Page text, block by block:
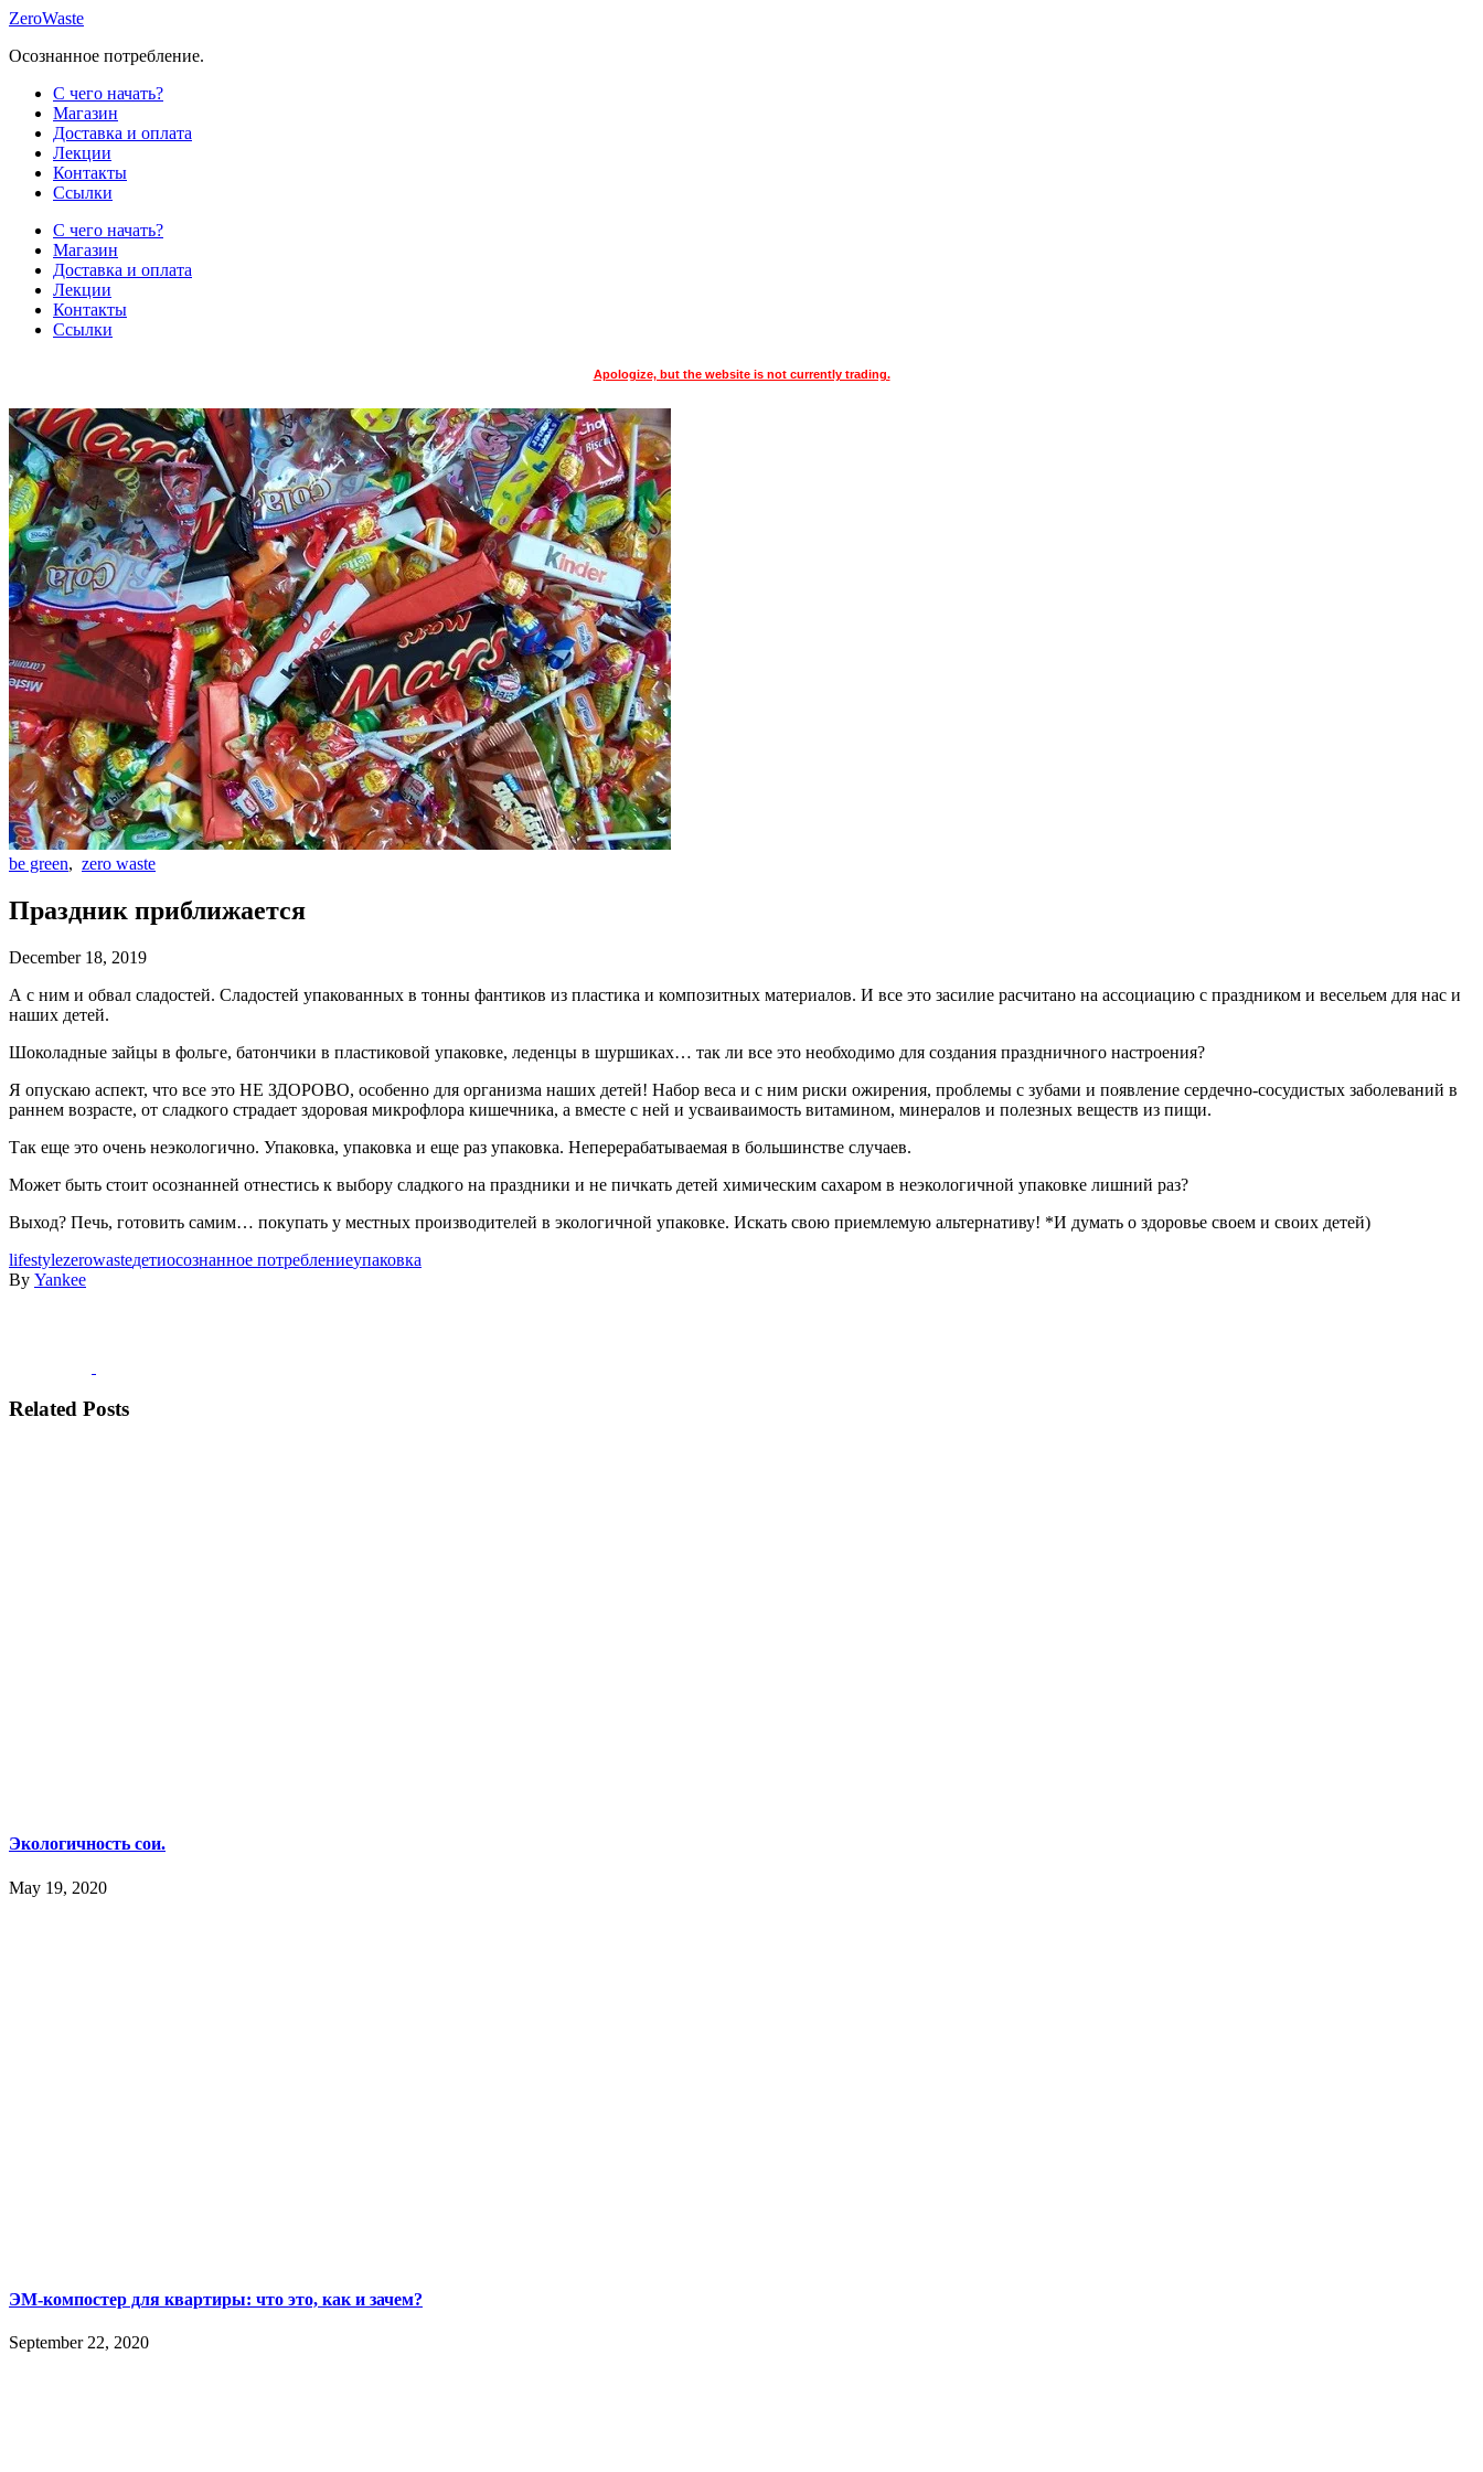
Skip
content
ZeroWaste
Осознанное потребление.
С чего начать?
Магазин
Доставка и оплата
Лекции
Контакты
Ссылки
С чего начать?
Магазин
Доставка и оплата
Лекции
Контакты
Ссылки
Apologize, but the website is not currently trading.
be green, zero waste
Праздник приближается
December 18, 2019
А с ним и обвал сладостей. Сладостей упакованных в тонны фантиков из пластика и композитных материалов. И все это засилие расчитано на ассоциацию с праздником и весельем для нас и
наших детей.
Шоколадные зайцы в фольге, батончики в пластиковой упаковке, леденцы в шуршиках… так ли все это необходимо для создания праздничного настроения?
Я опускаю аспект, что все это НЕ ЗДОРОВО, особенно для организма наших детей! Набор веса и с ним риски ожирения, проблемы с зубами и появление сердечно-сосудистых заболеваний в
раннем возрасте, от сладкого страдает здоровая микрофлора кишечника, а вместе с ней и усваиваимость витамином, минералов и полезных веществ из пищи.
Так еще это очень неэкологично. Упаковка, упаковка и еще раз упаковка. Неперерабатываемая в большинстве случаев.
Может быть стоит осознанней отнестись к выбору сладкого на праздники и не пичкать детей химическим сахаром в неэкологичной упаковке лишний раз?
Выход? Печь, готовить самим… покупать у местных производителей в экологичной упаковке. Искать свою приемлемую альтернативу! *И думать о здоровье своем и своих детей)
lifestylezerowasteдетиосознанное потреблениеупаковка
By Yankee
Related Posts
Экологичность сои.
May 19, 2020
ЭМ-компостер для квартиры: что это, как и зачем?
September 22, 2020